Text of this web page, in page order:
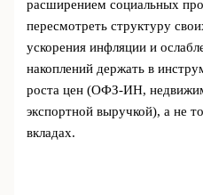
расширением социальных
пересмотреть структуру
ускорения инфляции и
накоплений держать в
роста цен (ОФЗ-ИН,
экспортной выручкой), а не
вкладах.